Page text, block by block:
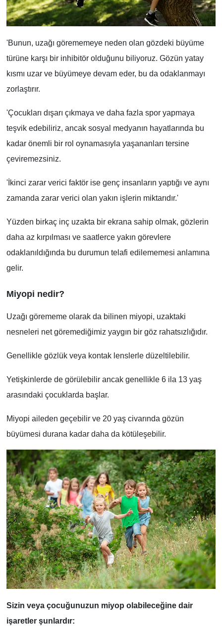
'Bunun, uzağı görememeye neden olan gözdeki büyüme
türüne karşı bir inhibitör olduğunu biliyoruz. Gözün yatay
kısmı uzar ve büyümeye devam eder, bu da odaklanmayı
zorlaştırır.
'Çocukları dışarı çıkmaya ve daha fazla spor yapmaya
teşvik edebiliriz, ancak sosyal medyanın hayatlarında bu
kadar önemli bir rol oynamasıyla yaşananları tersine
çeviremezsiniz.
'İkinci zarar verici faktör ise genç insanların yaptığı ve aynı
zamanda zarar verici olan yakın işlerin miktarıdır.'
Yüzden birkaç inç uzakta bir ekrana sahip olmak, gözlerin
daha az kırpılması ve saatlerce yakın görevlere
odaklanıldığında bu durumun telafi edilememesi anlamına
gelir.
Miyopi nedir?
Uzağı görememe olarak da bilinen miyopi, uzaktaki
nesneleri net göremediğimiz yaygın bir göz rahatsızlığıdır.
Genellikle gözlük veya kontak lenslerle düzeltilebilir.
Yetişkinlerde de görülebilir ancak genellikle 6 ila 13 yaş
arasındaki çocuklarda başlar.
Miyopi aileden geçebilir ve 20 yaş civarında gözün
büyümesi durana kadar daha da kötüleşebilir.
Sizin veya çocuğunuzun miyop olabileceğine dair
işaretler şunlardır: